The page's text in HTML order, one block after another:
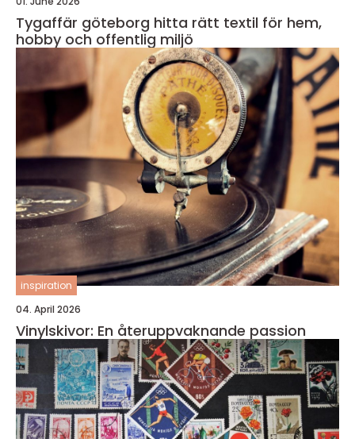
Tygaffär göteborg hitta rätt textil för hem,
hobby och offentlig miljö
inspiration
04. April 2026
Vinylskivor: En återuppvaknande passion